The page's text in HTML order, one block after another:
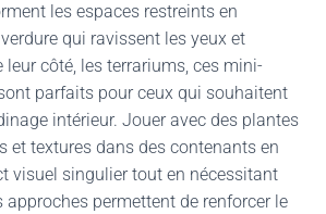
les espaces restreints en
qui ravissent les yeux et
leur côté, les terrariums, ces mini-
parfaits pour ceux qui souhaitent
intérieur. Jouer avec des plantes
et textures dans des contenants en
visuel singulier tout en nécessitant
approches permettent de renforcer le